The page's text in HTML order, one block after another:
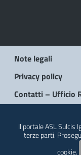
Note legali
Privacy policy
Contatti – Ufficio
Il portale ASL Sulcis
terze parti.
cookie.